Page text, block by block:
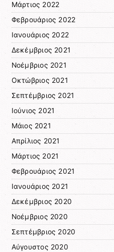
Μάρτιος 2022
Φεβρουάριος 2022
Ιανουάριος 2022
Δεκέμβριος 2021
Νοέμβριος 2021
Οκτώβριος 2021
Σεπτέμβριος 2021
Ιούνιος 2021
Μάιος 2021
Απρίλιος 2021
Μάρτιος 2021
Φεβρουάριος 2021
Ιανουάριος 2021
Δεκέμβριος 2020
Νοέμβριος 2020
Σεπτέμβριος 2020
Αύγουστος 2020